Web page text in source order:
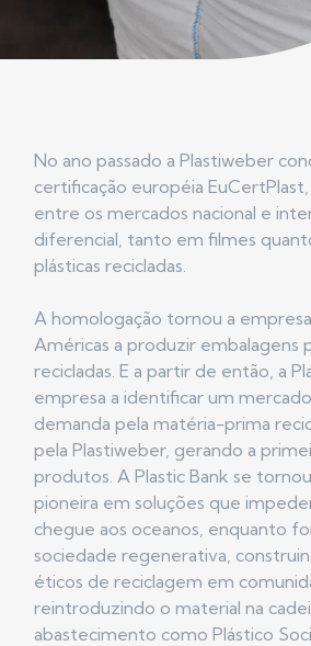
No ano passado a Plastiweber
certificação européia
entre os mercados nacional e
diferencial, tanto em filmes
plásticas recicladas.
A homologação tornou a
Américas a produzir embalagens
recicladas. E a partir de então, a
empresa a identificar um
demanda pela matéria-prima
pela Plastiweber, gerando a
produtos. A Plastic Bank se
pioneira em soluções que
chegue aos oceanos, enquanto
sociedade regenerativa,
éticos de reciclagem em
reintroduzindo o material na
abastecimento como Plástico